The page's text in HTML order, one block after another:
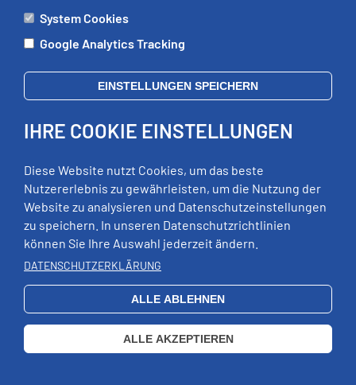
ÄMTER
Di:
09:00 - 12:00 Uhr, 13:00 - 18:00 Uhr
Mi:
geschlossen
Fr:
09:00 - 12:00 Uhr
RECHTLICHES
Impressum
Datenschutz
Erklärung zur Barrierefreiheit
Schloss Wildeck
System Cookies
Google Analytics Tracking
EINSTELLUNGEN SPEICHERN
IHRE COOKIE EINSTELLUNGEN
Diese Website nutzt Cookies, um das beste
Nutzererlebnis zu gewährleisten, um die Nutzung der
Website zu analysieren und Datenschutzeinstellungen
zu speichern. In unseren Datenschutzrichtlinien
können Sie Ihre Auswahl jederzeit ändern.
DATENSCHUTZERKLÄRUNG
ALLE ABLEHNEN
ALLE AKZEPTIEREN